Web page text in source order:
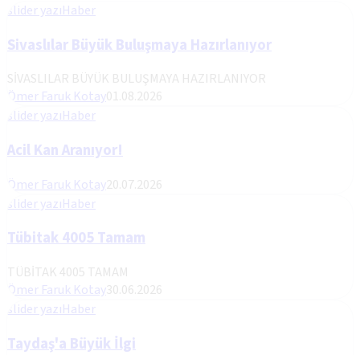
slider yazıHaber
Sivaslılar Büyük Buluşmaya Hazırlanıyor
SİVASLILAR BÜYÜK BULUŞMAYA HAZIRLANIYOR
Ömer Faruk Kotay01.08.2026
slider yazıHaber
Acil Kan Aranıyor!
Ömer Faruk Kotay20.07.2026
slider yazıHaber
Tübitak 4005 Tamam
TÜBİTAK 4005 TAMAM
Ömer Faruk Kotay30.06.2026
slider yazıHaber
Taydaş'a Büyük İlgi